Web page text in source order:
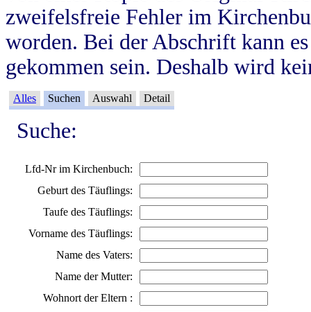
zweifelsfreie Fehler im
worden. Bei der Abschrift kann
gekommen sein. Deshalb wird
Alles Suchen Auswahl Detail
Suche:
Lfd-Nr im Kirchenbuch:
Geburt des Täuflings:
Taufe des Täuflings:
Vorname des Täuflings:
Name des Vaters:
Name der Mutter:
Wohnort der Eltern :